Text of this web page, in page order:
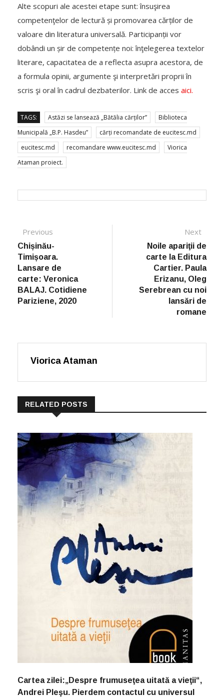
Alte scopuri ale acestei etape sunt: însuşirea
competenţelor de lectură și promovarea cărților de
valoare din literatura universală. Participanții vor
dobândi un șir de competențe noi: înţelegerea textelor
literare, capacitatea de a reflecta asupra acestora, de
a formula opinii, argumente şi interpretări proprii în
scris şi oral în cadrul dezbaterilor. Link de acces aici.
TAGS: Astăzi se lansează „Bătălia cărților”
Biblioteca
Municipală „B.P. Hasdeu”
cărți recomandate de eucitesc.md
eucitesc.md
recomandare www.eucitesc.md
Viorica
Ataman proiect.
Post navigation
Previous
Chișinău-
Timișoara.
Lansare de
carte: Veronica
BALAJ. Cotidiene
Pariziene, 2020
Next
Noile apariţii de
carte la Editura
Cartier. Paula
Erizanu, Oleg
Serebrean cu noi
lansări de
romane
Viorica Ataman
RELATED POSTS
Cartea zilei:„Despre frumuseţea uitată a vieţii“,
Andrei Pleşu. Pierdem contactul cu universul